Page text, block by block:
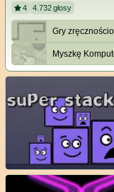
4 4.732głosy
Gry
Myszkę